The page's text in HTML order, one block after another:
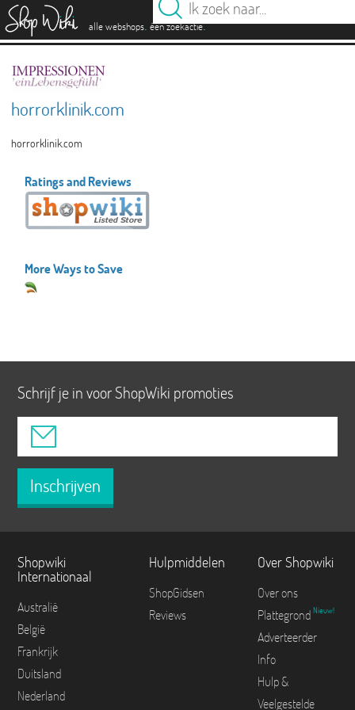
alle webshops. één zoekactie.
horrorklinik.com
horrorklinik.com
Ratings and Reviews
More Ways to Save
Schrijf je in voor ShopWiki promoties
Inschrijven
Shopwiki
Internationaal
Australië
België
Frankrijk
Duitsland
Nederland
Hulpmiddelen
ShopGidsen
Reviews
Over Shopwiki
Over ons
Plattegrond Nieuw!
Adverteerder
Info
Hulp &
Veelgestelde